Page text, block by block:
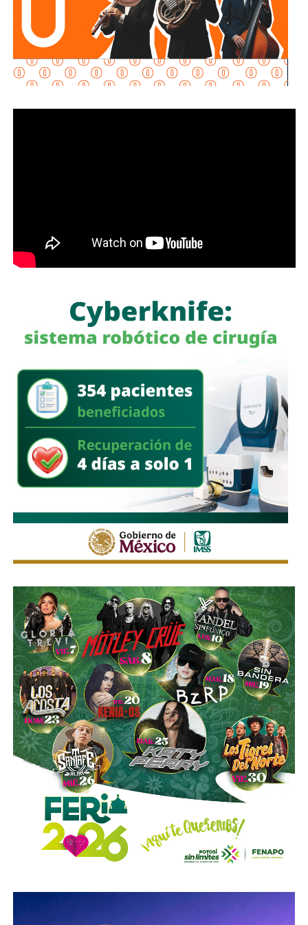
El primer operativo se realizó enuna nave industrial
ubicada en el municipio de San Luis Potosí, donde las
autoridades localizaron una infraestructura de gran escala
presuntamente destinada al procesamiento clandestino de
litros de petrolífero, una máquina asfaltadora,
generador eléctrico de diésel, una máquina
alrededor de 40 cinchos de seguridad para escotillas de
pipas, utilizados comúnmente en el transporte de
combustibles.
En un segundo cateo, realizado en la comunidad de
Laguna de San Vicente, también en territorio potosino, la
FGR aseguró otro inmueble donde presuntamente operaba
un centro de procesamiento ilegal de hidrocarburos.
Ahí fueron encontrados18 tanques verticales, dos líneas
completas de producción para hidrocarburos, alrededor de
40 mil litros de petróleo crudo y diésel, además de
muestras de ácido sulfúrico, hidrocarburos y diversa
documentación relacionada con la operación del sitio.
Las investigaciones también permitieron ejecutar cateos
en Tizayuca, Hidalgo, y Cuautla, Morelos.
En Hidalgo fueron asegurados más de456 mil litrosde un
líquido que podría corresponder a hidrocarburos o
productos químicos utilizados para su procesamiento,
mientras que en Morelos se localizaron documentos,
talones de cheques y muestras obtenidas de diversos
contenedores.
La Fiscalía General de la República informó que estos
operativos forman parte delPlan Estratégico de
Procuración de Justicia 2026-2029, cuyo objetivo es
procesamiento ilegal de hidrocarburos.
Según la institución, el desmantelamiento de estos